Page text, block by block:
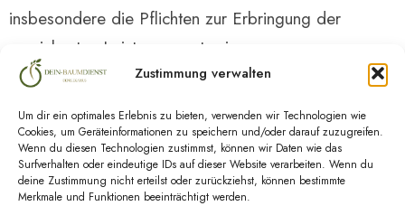
Zustimmung verwalten
Um dir ein optimales Erlebnis zu bieten, verwenden wir Technologien wie
Cookies, um Geräteinformationen zu speichern und/oder darauf zuzugreifen.
Wenn du diesen Technologien zustimmst, können wir Daten wie das
Surfverhalten oder eindeutige IDs auf dieser Website verarbeiten. Wenn du
deine Zustimmung nicht erteilst oder zurückziehst, können bestimmte
Merkmale und Funktionen beeinträchtigt werden.
insbesondere die Pflichten zur Erbringung der
vereinbarten Leistungen, etwaige
Aktualisierungspflichten und Abhilfe bei
Gewährleistungs- und sonstigen Leistungsstörungen.
Darüber hinaus verwenden wir die Daten zur
Wahrung unserer Rechte und zum Zwecke der mit
diesen Pflichten verbundenen Verwaltungsaufgaben